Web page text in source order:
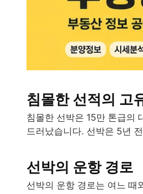
침몰한 선적의 고
침몰한 선박은 15만 톤급의
드러났습니다. 선박은 5년
선박의 운항 경로
선박의 운항 경로는 여느 때